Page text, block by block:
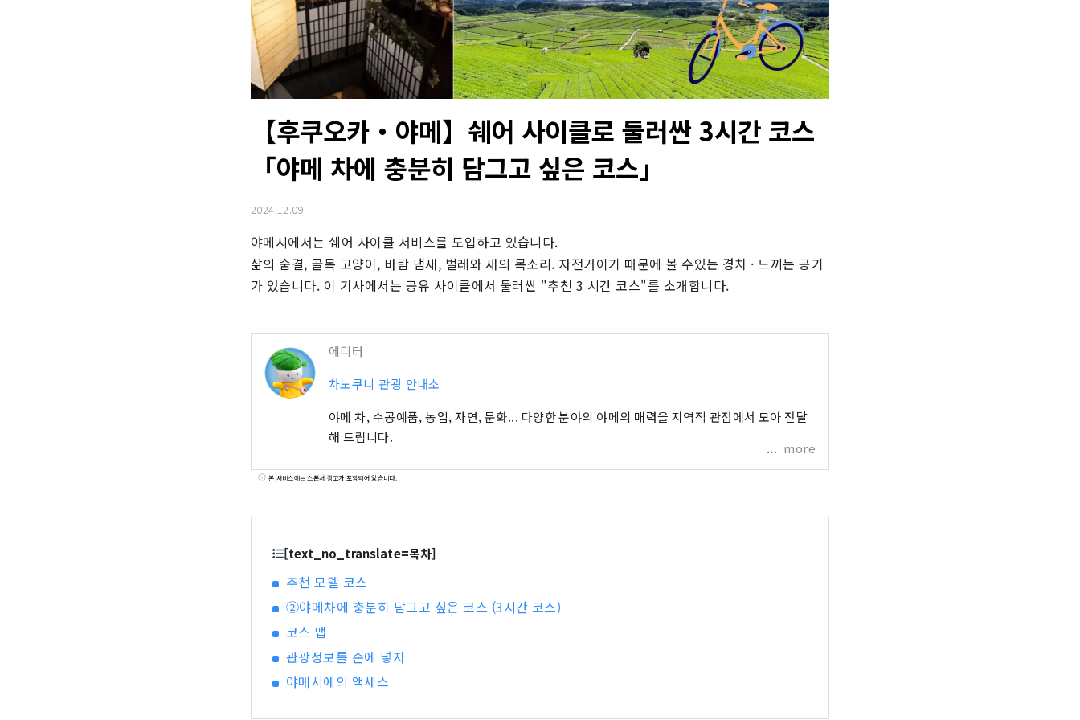
【후쿠오카・야메】쉐어 사이클로 둘러싼 3시간 코스
「야메 차에 충분히 담그고 싶은 코스」
2024.12.09
야메시에서는 쉐어 사이클 서비스를 도입하고 있습니다.
삶의 숨결, 골목 고양이, 바람 냄새, 벌레와 새의 목소리. 자전거이기 때문에 볼 수있는 경치 · 느끼는 공기
가 있습니다. 이 기사에서는 공유 사이클에서 둘러싼 "추천 3 시간 코스"를 소개합니다.
에디터
차노쿠니 관광 안내소
야메 차, 수공예품, 농업, 자연, 문화... 다양한 분야의 야메의 매력을 지역적 관점에서 모아 전달
해 드립니다.
more
본 서비스에는 스폰서 광고가 포함되어 있습니다.
[text_no_translate=목차]
추천 모델 코스
②야메차에 충분히 담그고 싶은 코스 (3시간 코스)
코스 맵
관광정보를 손에 넣자
야메시에의 액세스